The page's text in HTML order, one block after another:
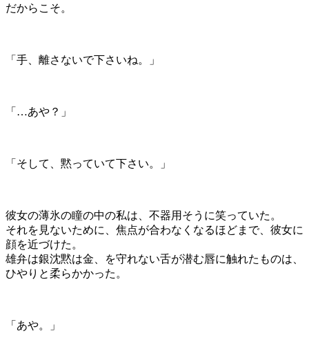
だからこそ。
「手、離さないで下さいね。」
「…あや？」
「そして、黙っていて下さい。」
彼女の薄氷の瞳の中の私は、不器用そうに笑っていた。
それを見ないために、焦点が合わなくなるほどまで、彼女に
顔を近づけた。
雄弁は銀沈黙は金、を守れない舌が潜む唇に触れたものは、
ひやりと柔らかかった。
「あや。」